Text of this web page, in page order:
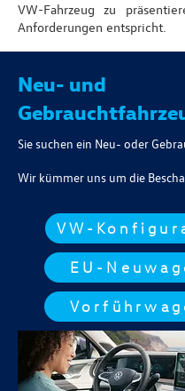
VW-Fahrzeug zu
Anforderungen entspricht.
Neu- und
Sie suchen ein Neu- oder
Wir kümmer uns um die
VW-
EU-